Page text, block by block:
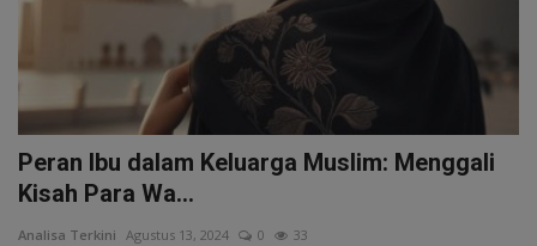
Peran Ibu dalam Keluarga Muslim: Menggali
Kisah Para Wa...
Analisa Terkini Agustus 13, 2024 0 33